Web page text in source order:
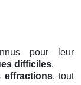
pour leur
difficiles.
effractions, tout